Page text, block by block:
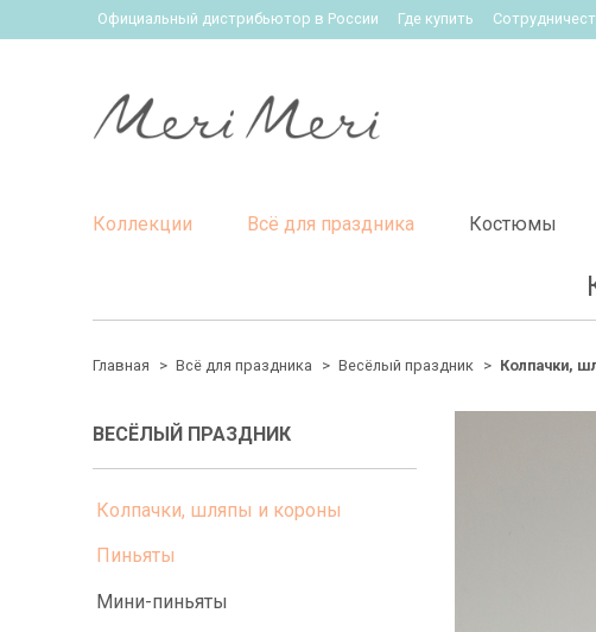
Официальный дистрибьютор в России Где купить
Коллекции Всё для праздника Костюмы
Главная Всё для праздника Весёлый праздник Колпачки,
ВЕСЁЛЫЙ ПРАЗДНИК
Колпачки, шляпы и короны
Пиньяты
Мини-пиньяты